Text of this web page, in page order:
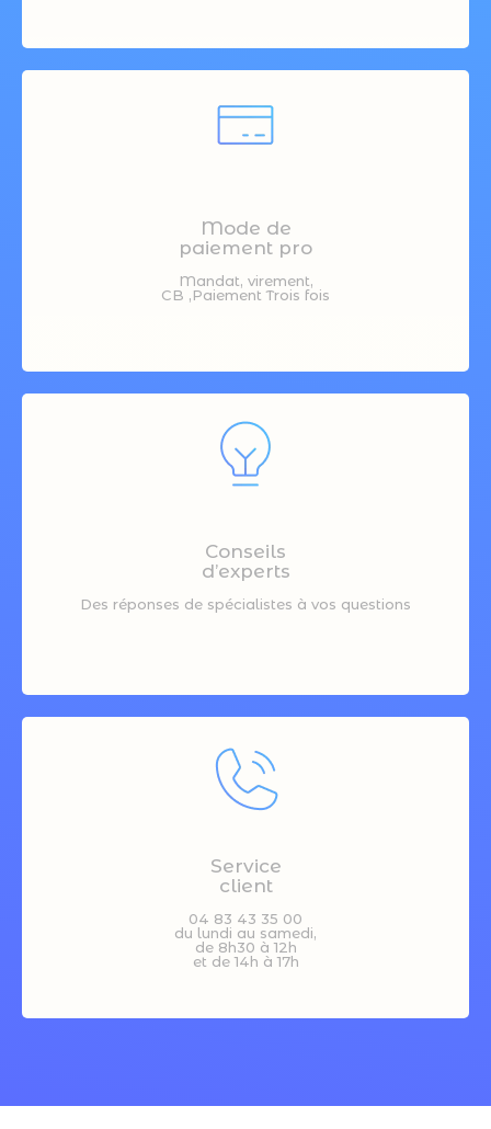
Mode de
paiement pro
Mandat, virement,
CB ,Paiement Trois fois
Conseils
d’experts
Des réponses de spécialistes à vos questions
Service
client
04 83 43 35 00
du lundi au samedi,
de 8h30 à 12h
et de 14h à 17h